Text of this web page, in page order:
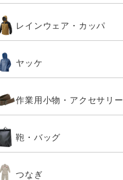
レインウェア・カッパ
ヤッケ
作業用小物・アクセサリー
鞄・バッグ
つなぎ